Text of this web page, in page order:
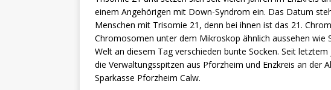
einem Angehörigen mit Down-Syndrom ein. Das Datum
Menschen mit Trisomie 21, denn bei ihnen ist das 21.
Chromosomen unter dem Mikroskop ähnlich aussehen wie
Welt an diesem Tag verschieden bunte Socken. Seit
die Verwaltungsspitzen aus Pforzheim und Enzkreis an der
Sparkasse Pforzheim Calw.